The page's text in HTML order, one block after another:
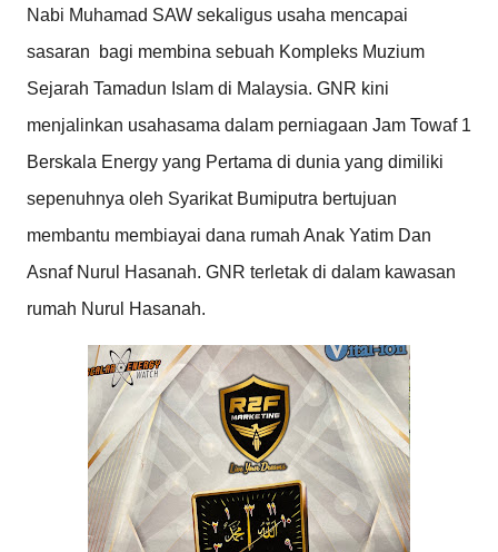
Nabi Muhamad SAW sekaligus usaha mencapai
sasaran bagi membina sebuah Kompleks Muzium
Sejarah Tamadun Islam di Malaysia. GNR kini
menjalinkan usahasama dalam perniagaan Jam Towaf 1
Berskala Energy yang Pertama di dunia yang dimiliki
sepenuhnya oleh Syarikat Bumiputra bertujuan
membantu membiayai dana rumah Anak Yatim Dan
Asnaf Nurul Hasanah. GNR terletak di dalam kawasan
rumah Nurul Hasanah.